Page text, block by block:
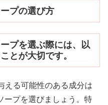
プの選び方
プを選ぶ際には、以
とが大切です。
える可能性のある成分は
ープを選びましょう。特